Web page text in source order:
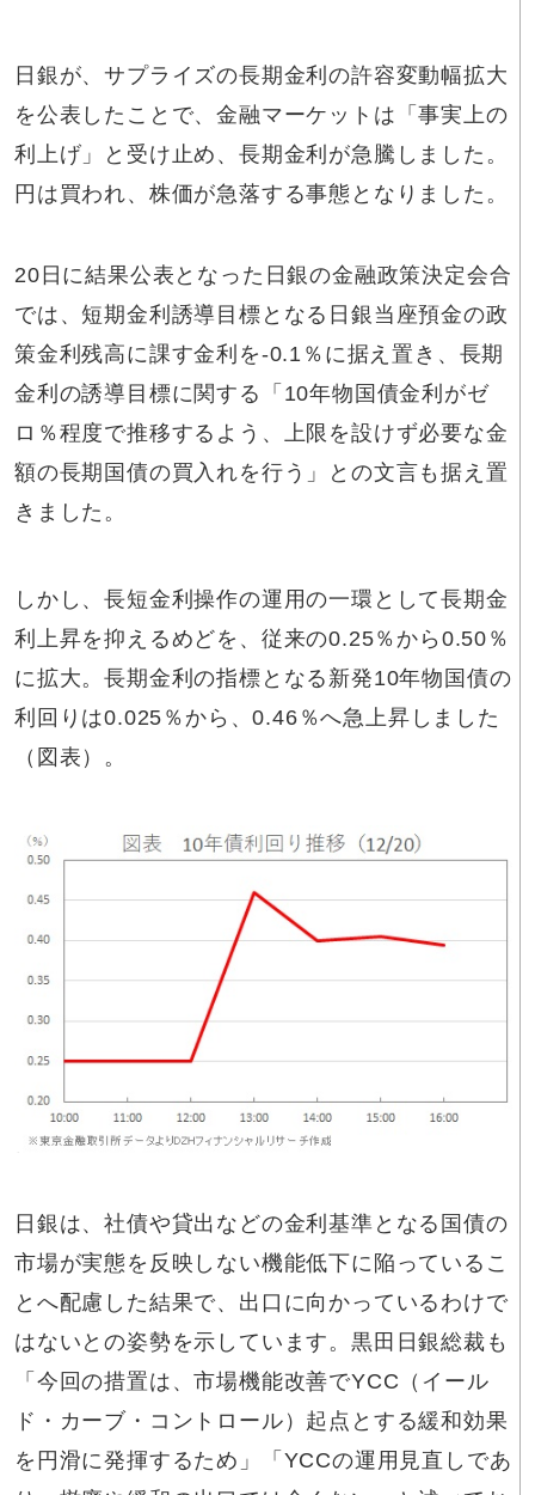
日銀が、サプライズの長期金利の許容変動幅拡大
を公表したことで、金融マーケットは「事実上の
利上げ」と受け止め、長期金利が急騰しました。
円は買われ、株価が急落する事態となりました。
20日に結果公表となった日銀の金融政策決定会合
では、短期金利誘導目標となる日銀当座預金の政
策金利残高に課す金利を-0.1％に据え置き、長期
金利の誘導目標に関する「10年物国債金利がゼ
ロ％程度で推移するよう、上限を設けず必要な金
額の長期国債の買入れを行う」との文言も据え置
きました。
しかし、長短金利操作の運用の一環として長期金
利上昇を抑えるめどを、従来の0.25％から0.50％
に拡大。長期金利の指標となる新発10年物国債の
利回りは0.025％から、0.46％へ急上昇しました
（図表）。
日銀は、社債や貸出などの金利基準となる国債の
市場が実態を反映しない機能低下に陥っているこ
とへ配慮した結果で、出口に向かっているわけで
はないとの姿勢を示しています。黒田日銀総裁も
「今回の措置は、市場機能改善でYCC（イール
ド・カーブ・コントロール）起点とする緩和効果
を円滑に発揮するため」「YCCの運用見直しであ